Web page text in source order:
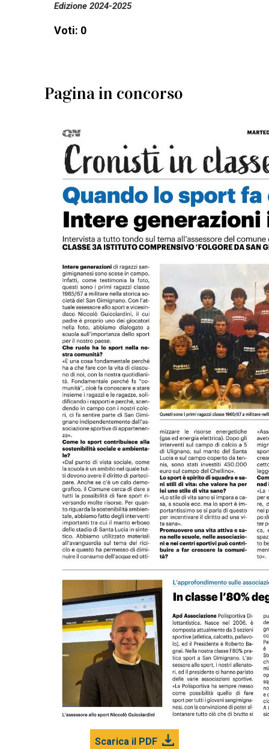
Edizione 2024-2025
Voti: 0
Pagina in concorso
Scarica il PDF